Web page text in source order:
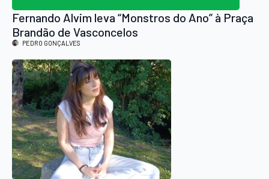
Fernando Alvim leva “Monstros do Ano” à Praça
Brandão de Vasconcelos
PEDRO GONÇALVES